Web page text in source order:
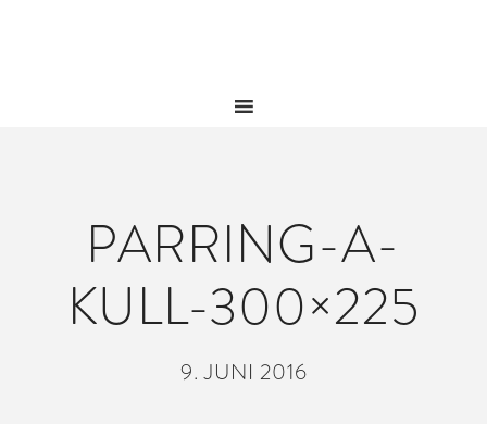
PARRING-A-
KULL-300×225
9. JUNI 2016